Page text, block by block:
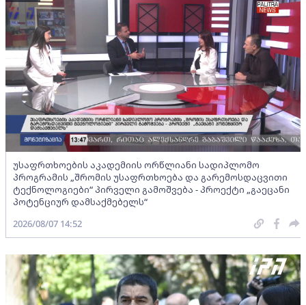
უსაფრთხოების აკადემიის ორწლიანი სადიპლომო
პროგრამის „შრომის უსაფრთხოება და გარემოსდაცვითი
ტექნოლოგიები“ პირველი გამოშვება - პროექტი „გაეცანი
პოტენციურ დამსაქმებელს“
2026/08/07 14:52